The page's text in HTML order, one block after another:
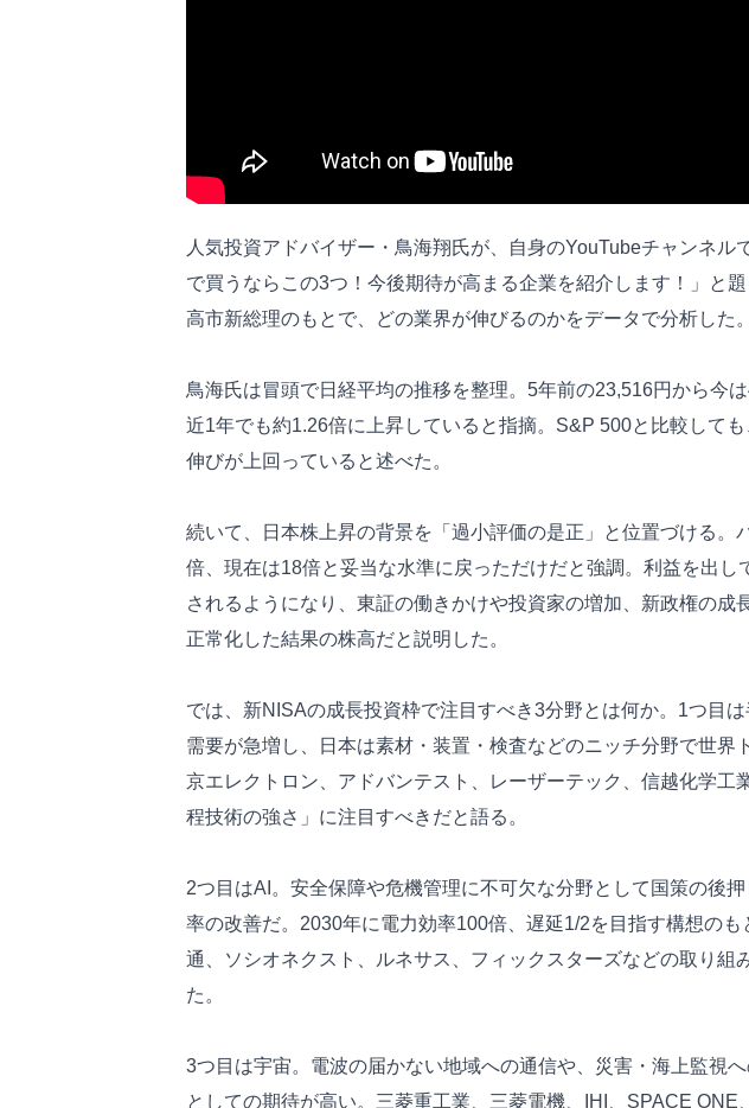
人気投資アドバイザー・鳥海翔氏が、自身のYouTubeチャンネル
で買うならこの3つ！今後期待が高まる企業を紹介します！」と
高市新総理のもとで、どの業界が伸びるのかをデータで分析した。
鳥海氏は冒頭で日経平均の推移を整理。5年前の23,516円から今
近1年でも約1.26倍に上昇していると指摘。S&P 500と比較して
伸びが上回っていると述べた。
続いて、日本株上昇の背景を「過小評価の是正」と位置づける。
倍、現在は18倍と妥当な水準に戻っただけだと強調。利益を出し
されるようになり、東証の働きかけや投資家の増加、新政権の成
正常化した結果の株高だと説明した。
では、新NISAの成長投資枠で注目すべき3分野とは何か。1つ目
需要が急増し、日本は素材・装置・検査などのニッチ分野で世界
京エレクトロン、アドバンテスト、レーザーテック、信越化学工
程技術の強さ」に注目すべきだと語る。
2つ目はAI。安全保障や危機管理に不可欠な分野として国策の後
率の改善だ。2030年に電力効率100倍、遅延1/2を目指す構想の
通、ソシオネクスト、ルネサス、フィックスターズなどの取り組
た。
3つ目は宇宙。電波の届かない地域への通信や、災害・海上監視
としての期待が高い。三菱重工業、三菱電機、IHI、SPACE ONE